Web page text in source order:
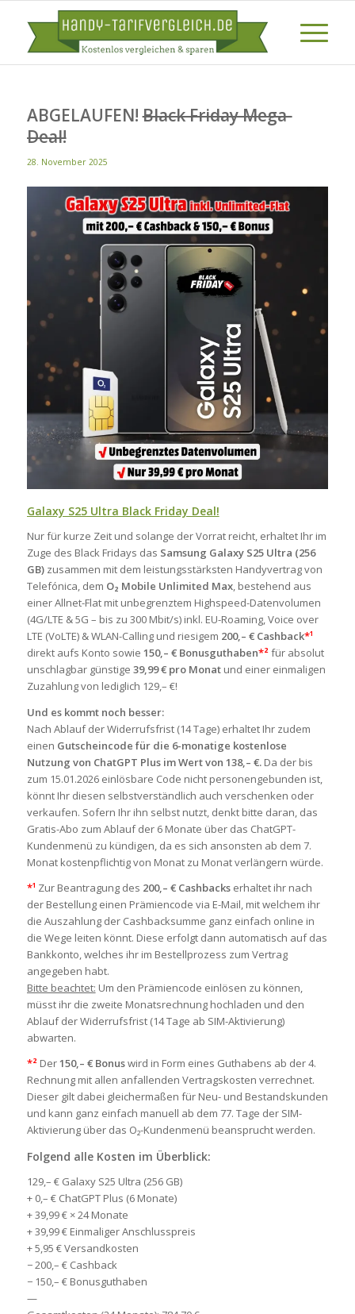
ABGELAUFEN!Black Friday Mega-
Deal!
28. November 2025
Galaxy S25 Ultra Black Friday Deal!
Nur für kurze Zeit und solange der Vorrat reicht, erhaltet Ihr im
Zuge des Black Fridays das Samsung Galaxy S25 Ultra (256
GB) zusammen mit dem leistungsstärksten Handyvertrag von
Telefónica, dem O₂ Mobile Unlimited Max, bestehend aus
einer Allnet-Flat mit unbegrenztem Highspeed-Datenvolumen
(4G/LTE & 5G – bis zu 300 Mbit/s) inkl. EU-Roaming, Voice over
LTE (VoLTE) & WLAN-Calling und riesigem 200,– € Cashback*¹
direkt aufs Konto sowie 150,– € Bonusguthaben*²für absolut
unschlagbar günstige 39,99 € pro Monatund einer einmaligen
Zuzahlung von lediglich 129,– €!
Und es kommt noch besser:
Nach Ablauf der Widerrufsfrist (14 Tage) erhaltet Ihr zudem
einen Gutscheincode für die 6-monatige kostenlose
Nutzung von ChatGPT Plus im Wert von 138,– €.Da der bis
zum 15.01.2026 einlösbare Code nicht personengebunden ist,
könnt Ihr diesen selbstverständlich auch verschenken oder
verkaufen. Sofern Ihr ihn selbst nutzt, denkt bitte daran, das
Gratis-Abo zum Ablauf der 6 Monate über das ChatGPT-
Kundenmenü zu kündigen, da es sich ansonsten ab dem 7.
Monat kostenpflichtig von Monat zu Monat verlängern würde.
*¹ Zur Beantragung des 200,– € Cashbackserhaltet ihr nach
der Bestellung einen Prämiencode via E-Mail, mit welchem ihr
die Auszahlung der Cashbacksumme ganz einfach online in
die Wege leiten könnt. Diese erfolgt dann automatisch auf das
Bankkonto, welches ihr im Bestellprozess zum Vertrag
angegeben habt.
Bitte beachtet: Um den Prämiencode einlösen zu können,
müsst ihr die zweite Monatsrechnung hochladen und den
Ablauf der Widerrufsfrist (14 Tage ab SIM-Aktivierung)
abwarten.
*²Der150,– € Bonuswird in Form eines Guthabens ab der 4.
Rechnung mit allen anfallenden Vertragskosten verrechnet.
Dieser gilt dabei gleichermaßen für Neu- und Bestandskunden
und kann ganz einfach manuell ab dem 77. Tage der SIM-
Aktivierung über das O₂-Kundenmenü beansprucht werden.
Folgend alle Kosten im Überblick:
129,– € Galaxy S25 Ultra (256 GB)
+ 0,– € ChatGPT Plus (6 Monate)
+ 39,99 € × 24 Monate
+ 39,99 € Einmaliger Anschlusspreis
+ 5,95 € Versandkosten
− 200,– € Cashback
− 150,– € Bonusguthaben
—